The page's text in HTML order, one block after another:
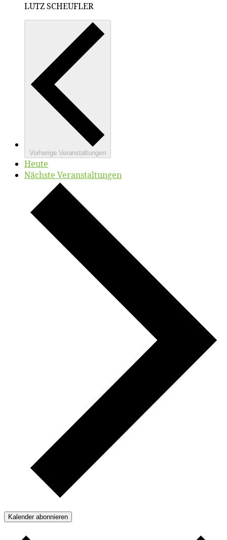
LUTZ SCHEUFLER
Vorherige Veranstaltungen
Heute
Nächste Veranstaltungen
Kalender abonnieren